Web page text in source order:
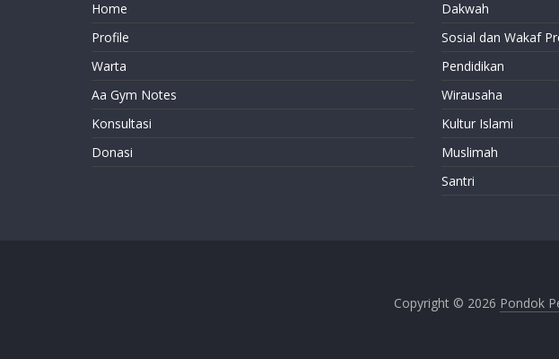
Home
Profile
Warta
Aa Gym Notes
Konsultasi
Donasi
Dakwah
Sosial dan Wakaf
Pendidikan
Wirausaha
Kultur Islami
Muslimah
Santri
Copyright © 2026 Pondok